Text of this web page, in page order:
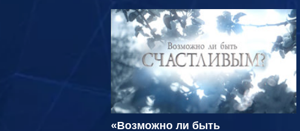
«Возможно ли быть